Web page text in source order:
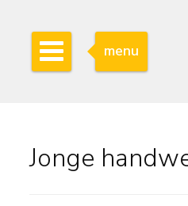
menu
Jonge